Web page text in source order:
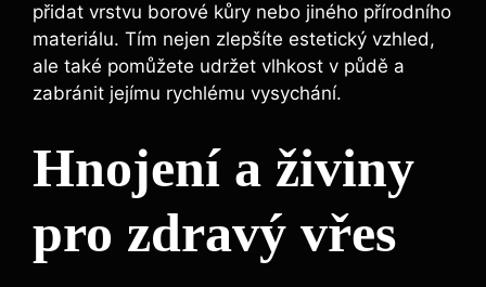
přidat vrstvu borové kůry nebo jiného přírodního
materiálu. Tím nejen zlepšíte estetický vzhled,
ale také pomůžete udržet vlhkost v půdě a
zabránit jejímu rychlému vysychání.
Hnojení a živiny
pro zdravý vřes